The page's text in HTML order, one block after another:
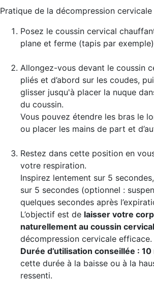
Pratique de la décompression cervicale
Posez le coussin cervical
plane et ferme (tapis par
Allongez-vous devant le coussin
pliés et d’abord sur les coudes,
glisser jusqu'à placer la nuque
du coussin.
Vous pouvez étendre les bras le
ou placer les mains de part et
Restez dans cette position en
votre respiration.
Inspirez lentement sur 5
sur 5 secondes (optionnel :
quelques secondes après
L’objectif est de laisser votre
naturellement au coussin cervical
décompression cervicale efficace.
Durée d’utilisation conseillée :
cette durée à la baisse ou à la
ressenti.